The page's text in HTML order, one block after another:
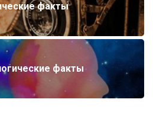
факты
факты